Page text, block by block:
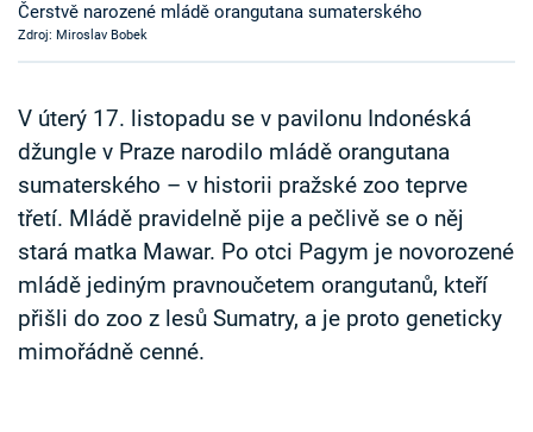
Sledujte prima+
Sledujte nás
Čerstvě narozené mládě orangutana sumaterského
Zdroj: Miroslav Bobek
V úterý 17. listopadu se v pavilonu Indonéská
džungle v Praze narodilo mládě orangutana
sumaterského – v historii pražské zoo teprve
třetí. Mládě pravidelně pije a pečlivě se o něj
stará matka Mawar. Po otci Pagym je novorozené
mládě jediným pravnoučetem orangutanů, kteří
přišli do zoo z lesů Sumatry, a je proto geneticky
mimořádně cenné.